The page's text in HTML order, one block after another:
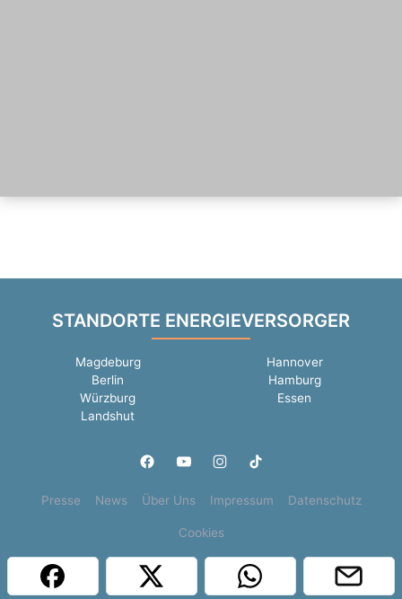
STANDORTE ENERGIEVERSORGER
Magdeburg
Hannover
Berlin
Hamburg
Würzburg
Essen
Landshut
Presse News Über Uns Impressum Datenschutz
Cookies
Copyright © 2000 - 2026 | 1A Infosysteme GmbH | Content by: 1a-sites-jobs
07.08.2026